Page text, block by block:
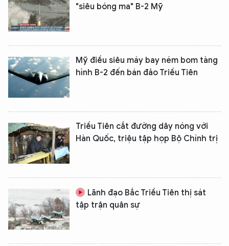
"siêu bóng ma" B-2 Mỹ
Mỹ điều siêu máy bay ném bom tàng
hình B-2 đến bán đảo Triều Tiên
Triều Tiên cắt đường dây nóng với
Hàn Quốc, triệu tập họp Bộ Chính trị
Lãnh đạo Bắc Triều Tiên thị sát
tập trận quân sự